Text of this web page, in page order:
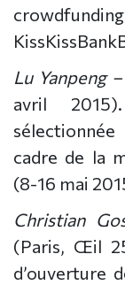
Lu Yanpeng
avril
cadre de la
(8-16 mai
Christian
(Paris, Œil
d’ouverture